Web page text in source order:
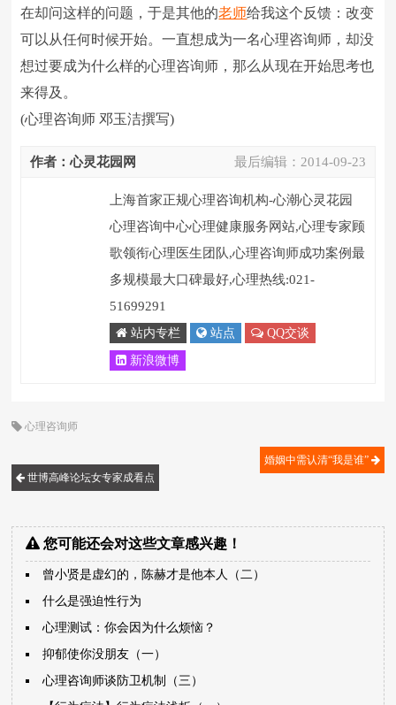
在却问这样的问题，于是其他的老师给我这个反馈：改变
可以从任何时候开始。一直想成为一名心理咨询师，却没
想过要成为什么样的心理咨询师，那么从现在开始思考也
来得及。
(心理咨询师 邓玉洁撰写)
最后编辑： 2014-09-23
作者：心灵花园网
上海首家正规心理咨询机构-心潮心灵花园
心理咨询中心心理健康服务网站,心理专家顾
歌领衔心理医生团队,心理咨询师成功案例最
多规模最大口碑最好,心理热线:021-
51699291
站内专栏 站点 QQ交谈
新浪微博
心理咨询师
世博高峰论坛女专家成看点
婚姻中需认清“我是谁”
您可能还会对这些文章感兴趣！
曾小贤是虚幻的，陈赫才是他本人（二）
什么是强迫性行为
心理测试：你会因为什么烦恼？
抑郁使你没朋友（一）
心理咨询师谈防卫机制（三）